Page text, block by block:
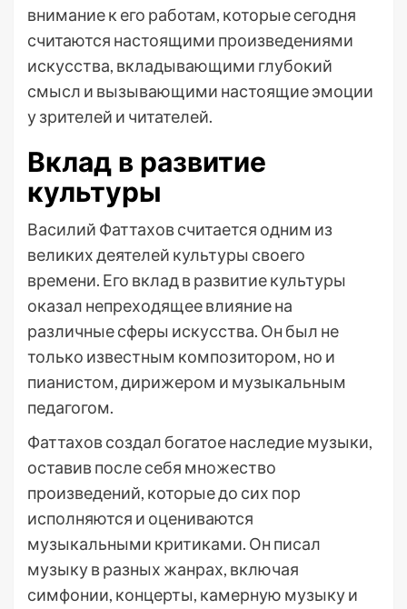
внимание к его работам, которые сегодня
считаются настоящими произведениями
искусства, вкладывающими глубокий
смысл и вызывающими настоящие эмоции
у зрителей и читателей.
Вклад в развитие
культуры
Василий Фаттахов считается одним из
великих деятелей культуры своего
времени. Его вклад в развитие культуры
оказал непреходящее влияние на
различные сферы искусства. Он был не
только известным композитором, но и
пианистом, дирижером и музыкальным
педагогом.
Фаттахов создал богатое наследие музыки,
оставив после себя множество
произведений, которые до сих пор
исполняются и оцениваются
музыкальными критиками. Он писал
музыку в разных жанрах, включая
симфонии, концерты, камерную музыку и